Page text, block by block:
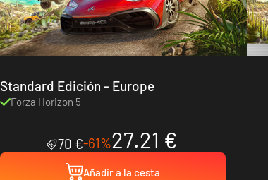
Standard Edición - Europe
Forza Horizon 5
70 €-61%27.21 €
Añadir a la cesta